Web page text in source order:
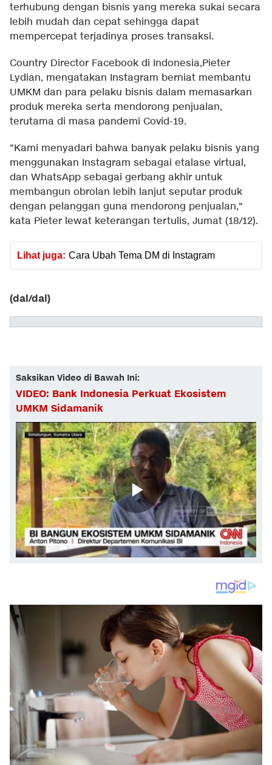
terhubung dengan bisnis yang mereka sukai secara
lebih mudah dan cepat sehingga dapat
mempercepat terjadinya proses transaksi.
Country Director Facebook di Indonesia,Pieter
Lydian, mengatakan Instagram berniat membantu
UMKM dan para pelaku bisnis dalam memasarkan
produk mereka serta mendorong penjualan,
terutama di masa pandemi Covid-19.
"Kami menyadari bahwa banyak pelaku bisnis yang
menggunakan Instagram sebagai etalase virtual,
dan WhatsApp sebagai gerbang akhir untuk
membangun obrolan lebih lanjut seputar produk
dengan pelanggan guna mendorong penjualan,"
kata Pieter lewat keterangan tertulis, Jumat (18/12).
Lihat juga: Cara Ubah Tema DM di Instagram
(dal/dal)
Saksikan Video di Bawah Ini:
VIDEO: Bank Indonesia Perkuat Ekosistem
UMKM Sidamanik